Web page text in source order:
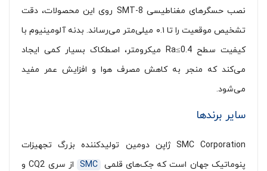
نصب حسگرهای مغناطیسی SMT-8 روی این محصولات، دقت
تشخیص موقعیت را تا ۰.۱ میلی‌متر می‌رساند. بدنه آلومینیوم با
کیفیت سطح Ra≤0.4 میکرومتر، اصطکاک بسیار کمی ایجاد
می‌کند که منجر به کاهش مصرف هوا و افزایش عمر مفید
می‌شود.
سایر برندها
SMC Corporation ژاپن دومین تولیدکننده بزرگ تجهیزات
پنوماتیک جهان است که جک‌های قلمی SMC
از سری CQ2 و